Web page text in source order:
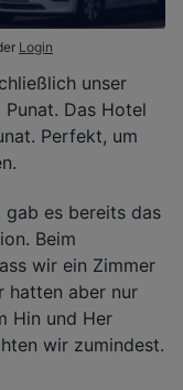
Login
unser
Das Hotel
Perfekt, um
es bereits das
Beim
wir ein Zimmer
hatten aber nur
Hin und Her
wir zumindest.